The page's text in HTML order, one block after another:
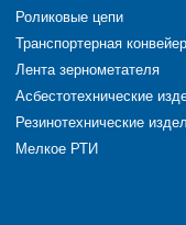
У АРТИ большой
Роликовые цепи
Транспортерная
Лента зернометателя
Асбестотехнические
Резинотехнические
Мелкое РТИ